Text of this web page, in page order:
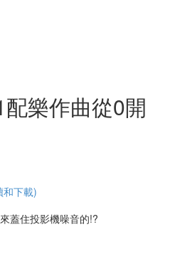
樂作曲從0開
和下載)
蓋住投影機噪音的!?